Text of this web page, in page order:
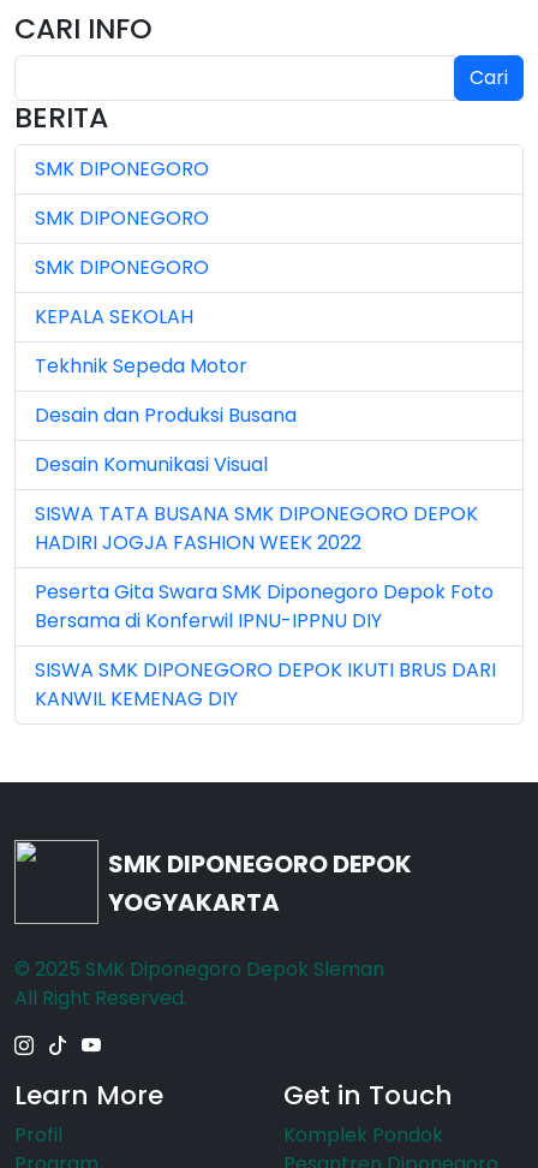
Jan 2025 (4)
Jul 2025 (3)
Jul 2026 (4)
Jun 2023 (7)
Jun 2024 (3)
Jun 2025 (1)
Jun 2026 (5)
Mar 2023 (8)
Mar 2024 (1)
Mar 2026 (3)
May 2026 (16)
Nov 2022 (101)
Nov 2023 (5)
Nov 2025 (15)
Sep 2023 (6)
Sep 2024 (7)
Sep 2025 (6)
CARI INFO
Cari
BERITA
SMK DIPONEGORO
SMK DIPONEGORO
SMK DIPONEGORO
KEPALA SEKOLAH
Tekhnik Sepeda Motor
Desain dan Produksi Busana
Desain Komunikasi Visual
SISWA TATA BUSANA SMK DIPONEGORO DEPOK
HADIRI JOGJA FASHION WEEK 2022
Peserta Gita Swara SMK Diponegoro Depok Foto
Bersama di Konferwil IPNU-IPPNU DIY
SISWA SMK DIPONEGORO DEPOK IKUTI BRUS DARI
KANWIL KEMENAG DIY
SMK DIPONEGORO DEPOK
YOGYAKARTA
© 2025 SMK Diponegoro Depok Sleman
All Right Reserved.
Learn More
Profil
Get in Touch
Komplek Pondok